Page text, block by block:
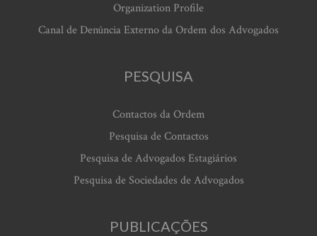
Organization Profile
Canal de Denúncia Externo da Ordem dos Advogados
PESQUISA
Contactos da Ordem
Pesquisa de Contactos
Pesquisa de Advogados Estagiários
Pesquisa de Sociedades de Advogados
PUBLICAÇÕES